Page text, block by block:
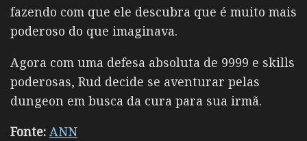
fazendo com que ele descubra que é muito mais
poderoso do que imaginava.
Agora com uma defesa absoluta de 9999 e skills
poderosas, Rud decide se aventurar pelas
dungeon em busca da cura para sua irmã.
Fonte: ANN